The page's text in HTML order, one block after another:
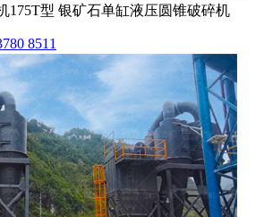
175T型 银矿石单缸液压圆锥破碎机
8511